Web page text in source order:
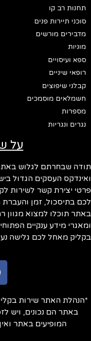
תחנות רב קו
סוכני תיירות פנים
מדבירים מורשים
מוניות
ספא ועיסויים
רופאי שיניים
קבלני שיפוצים
חשמלאים מוסמכים
מספרות
נגרים ונגריות
על
שבחרתם לגלוש באתר
העסקים הגדול
יצירת קשר לשירות
בתיסכול, זמן והעברת
תוכלו למצוא מגוון
מידע ענקיים
מאחל לכם גלישה
האתר שירות בקליק
באתר הם נכונים, ויש
המופיעים באתר